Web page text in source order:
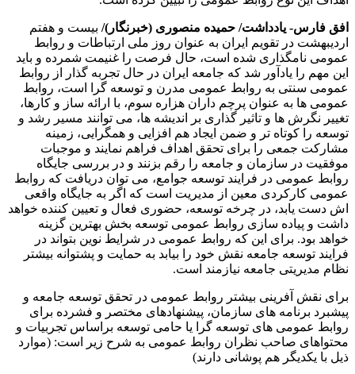
افق فارس- یادداشت/ حمیده منصوری (خبرنگار)/ بیست و هفتم
اردیبهشت در تقویم ایران به عنوان روز ملی ارتباطات و روابط
عمومی نامگذاری شده است، حال فرصت را غنیمت شمرده و باید
این مهم را یادآور شد که جامعه ایران در حال تجربه گذار از روابط
عمومی سنتی به روابط عمومی مدرن و توسعه گرا است، روابط
عمومی ها به عنوان پرچم داران هزاره سوم، با ارائه ساز و کارها،
تغییر نگرش ها و تاثیر گذاری بر اندیشه ها، می توانند مسیر رشد و
توسعه را کوتاه تر و ضمن ایجاد هم افزایی و همگرایی، زمینه
مشارکت جمعی را برای تحقق اهداف فراهم نمایند و موجبات
موفقیت در سازمان و جامعه را رقم بزنند و در بررسی جایگاه
روابط عمومی در فرایند توسعه جوامع، می توان دریافت که روابط
عمومی کارکردی معین از مدیریت است که اگر به جایگاه واقعی
اش دست یابد، در چرخه توسعه، حضوری فعال و تعیین کننده خواهد
داشت و پیاده سازی روابط عمومی توسعه بخش بهترین گزینه
خواهد بود. برای این که روابط عمومی در شرایط نوین بتواند در
فرایند توسعه جامعه نقش خود را بیابد به حمایت و پشتوانه بیشتر
نظام مدیریتی جامعه نیازمند است.
برای نقش آفرینی بیشتر روابط عمومی در تحقق توسعه جامعه و
پیشبرد برنامه های سازمان، پیشنهادهای مختصر و فشرده برای
روابط عمومی های توسعه گرا یا حامی توسعه براساس تجربیات و
محتواهای صاحب نظران روابط عمومی به شرح زیر است: (موارد
ذیل با یکدیگر هم پوشانی دارند)